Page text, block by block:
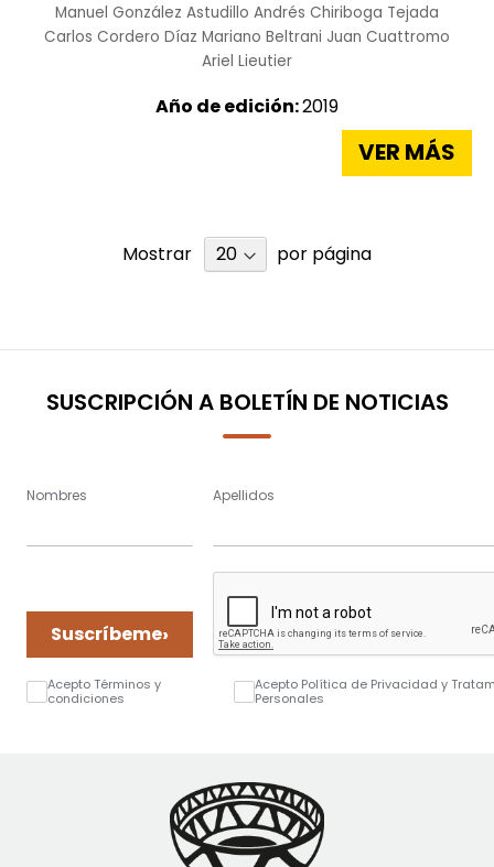
Manuel González Astudillo Andrés Chiriboga Tejada
Carlos Cordero Díaz Mariano Beltrani Juan Cuattromo
Ariel Lieutier
Año de edición:2019
VER MÁS
Mostrar por página
SUSCRIPCIÓN A BOLETÍN DE NOTICIAS
Nombres Apellidos
Suscríbeme›
Acepto Términos y
condiciones
Acepto Política de Privacidad y
Personales